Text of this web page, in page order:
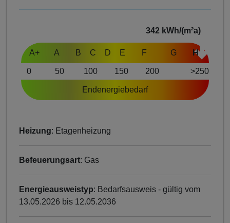
A+ A B C D E F G H
342 kWh/(m²a)
0 50 100 150 200 >250
Endenergiebedarf
Heizung: Etagenheizung
Befeuerungsart: Gas
Energieausweistyp: Bedarfsausweis - gültig vom
13.05.2026 bis 12.05.2036